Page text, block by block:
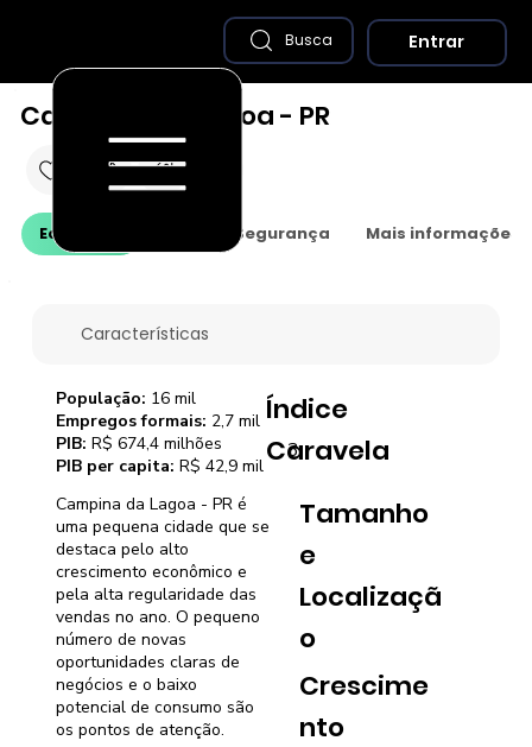
Características
Campina da Lagoa - PR é
uma pequena cidade que se
destaca pelo alto
crescimento econômico e
pela alta regularidade das
vendas no ano. O pequeno
número de novas
oportunidades claras de
negócios e o baixo
potencial de consumo são
os pontos de atenção.
Índice
Caravela
3
Tamanho
e
Localizaçã
o
Crescime
nto
População: 16 mil
Empregos formais: 2,7 mil
PIB: R$ 674,4 milhões
PIB per capita: R$ 42,9 mil
Economia Saúde e Segurança Mais informações
Campina da Lagoa - PR
Busca Entrar